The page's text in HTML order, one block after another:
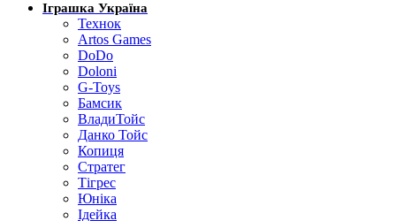
Іграшка Україна
Технок
Artos Games
DoDo
Doloni
G-Toys
Бамсик
ВладиТойс
Данко Тойс
Копиця
Стратег
Тігрес
Юніка
Ідейка